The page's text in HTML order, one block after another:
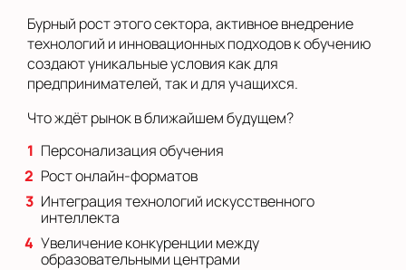
Бурный рост этого сектора, активное внедрение
технологий и инновационных подходов к обучению
создают уникальные условия как для
предпринимателей, так и для учащихся.
Что ждёт рынок в ближайшем будущем?
Персонализация обучения
Рост онлайн-форматов
Интеграция технологий искусственного
интеллекта
Увеличение конкуренции между
образовательными центрами